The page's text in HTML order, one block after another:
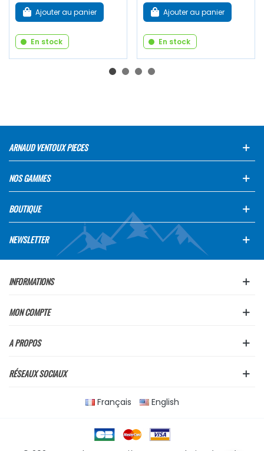
Ajouter au panier
En stock
Ajouter au panier
En stock
ARNAUD VENTOUX PIECES
NOS GAMMES
BOUTIQUE
NEWSLETTER
INFORMATIONS
MON COMPTE
A PROPOS
RÉSEAUX SOCIAUX
Français English